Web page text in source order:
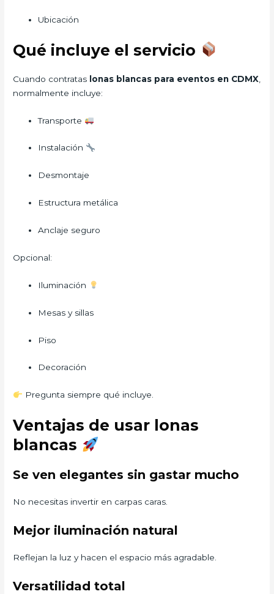
Ubicación
Qué incluye el servicio
Cuando contratas lonas blancas para eventos en CDMX
normalmente incluye:
Transporte
Instalación
Desmontaje
Estructura metálica
Anclaje seguro
Opcional:
Iluminación
Mesas y sillas
Piso
Decoración
Pregunta siempre qué incluye.
Ventajas de usar lonas
blancas
Se ven elegantes sin gastar mucho
No necesitas invertir en carpas caras.
Mejor iluminación natural
Reflejan la luz y hacen el espacio más agradable.
Versatilidad total